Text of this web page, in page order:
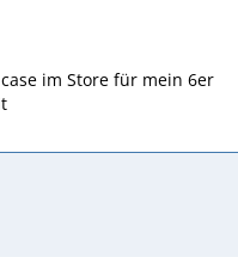
im Store für mein 6er